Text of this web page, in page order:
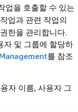
업을 호출할 수 있는
작업과 관련 작업의
한을 관리합니다.
자 및 그룹에 할당하
를 참조
자 이름, 사용자 그